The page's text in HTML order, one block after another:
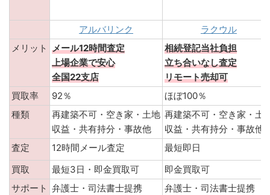
アルバリンク
ラクウル
メリット メール12時間査定
上場企業で安心
全国22支店
相続登記当社負担
立ち合いなし査定
リモート売却可
買取率
92％
ほぼ100％
種類
再建築不可・空き家・土地
収益・共有持分・事故他
再建築不可・空き家・土
収益・共有持分・事故他
査定
12時間メール査定
最短即日
買取
最短3日・即金買取可
即金買取可
サポート 弁護士・司法書士提携
弁護士・司法書士提携